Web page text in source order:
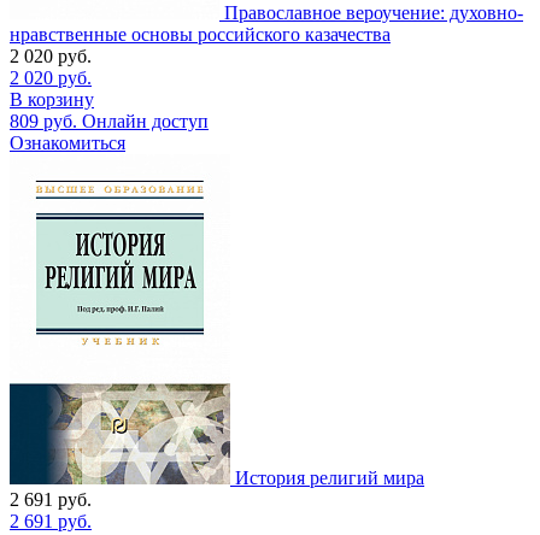
Православное вероучение: духовно-
нравственные основы российского казачества
2 020 руб.
2 020 руб.
В корзину
809 руб. Онлайн доступ
Ознакомиться
История религий мира
2 691 руб.
2 691 руб.